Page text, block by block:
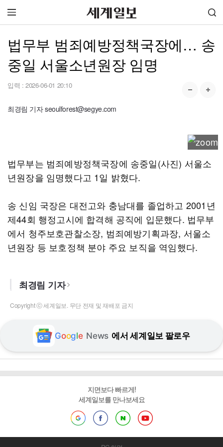
법무부 범죄예방정책국장에… 송
중일 서울소년원장 임명
입력 : 2026-06-01 20:10
최경림 기자 seoulforest@segye.com
법무부는 범죄예방정책국장에 송중일(사진) 서울소
년원장을 임명했다고 1일 밝혔다.
송 신임 국장은 대전고와 충남대를 졸업하고 2001년
제44회 행정고시에 합격해 공직에 입문했다. 법무부
에서 청주보호관찰소장, 범죄예방기획과장, 서울소
년원장 등 보호정책 분야 주요 보직을 역임했다.
최경림 기자
Copyright ⓒ 세계일보. 무단 전재 및 재배포 금지
Google News 에서 세계일보 팔로우
지면보다 빠르게!
세계일보를 만나보세요